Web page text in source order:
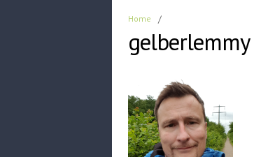
Home /
gelberlemmy